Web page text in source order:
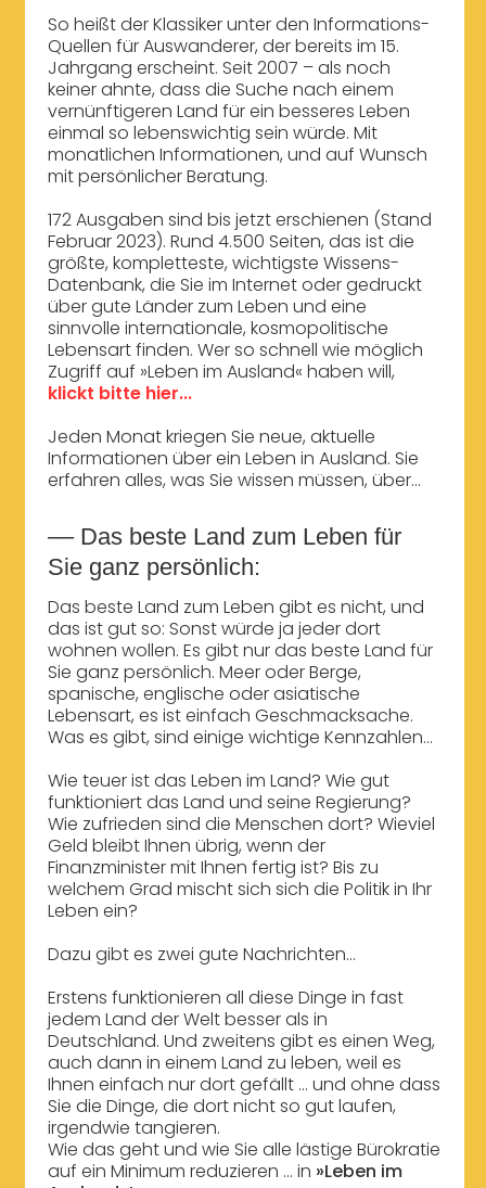
So heißt der Klassiker unter den Informations-
Quellen für Auswanderer, der bereits im 15.
Jahrgang erscheint. Seit 2007 – als noch
keiner ahnte, dass die Suche nach einem
vernünftigeren Land für ein besseres Leben
einmal so lebenswichtig sein würde. Mit
monatlichen Informationen, und auf Wunsch
mit persönlicher Beratung.
172 Ausgaben sind bis jetzt erschienen (Stand
Februar 2023). Rund 4.500 Seiten, das ist die
größte, kompletteste, wichtigste Wissens-
Datenbank, die Sie im Internet oder gedruckt
über gute Länder zum Leben und eine
sinnvolle internationale, kosmopolitische
Lebensart finden. Wer so schnell wie möglich
Zugriff auf »Leben im Ausland« haben will,
klickt bitte hier...
Jeden Monat kriegen Sie neue, aktuelle
Informationen über ein Leben in Ausland. Sie
erfahren alles, was Sie wissen müssen, über...
–– Das beste Land zum Leben für
Sie ganz persönlich:
Das beste Land zum Leben gibt es nicht, und
das ist gut so: Sonst würde ja jeder dort
wohnen wollen. Es gibt nur das beste Land für
Sie ganz persönlich. Meer oder Berge,
spanische, englische oder asiatische
Lebensart, es ist einfach Geschmacksache.
Was es gibt, sind einige wichtige Kennzahlen...
Wie teuer ist das Leben im Land? Wie gut
funktioniert das Land und seine Regierung?
Wie zufrieden sind die Menschen dort? Wieviel
Geld bleibt Ihnen übrig, wenn der
Finanzminister mit Ihnen fertig ist? Bis zu
welchem Grad mischt sich sich die Politik in Ihr
Leben ein?
Dazu gibt es zwei gute Nachrichten...
Erstens funktionieren all diese Dinge in fast
jedem Land der Welt besser als in
Deutschland. Und zweitens gibt es einen Weg,
auch dann in einem Land zu leben, weil es
Ihnen einfach nur dort gefällt ... und ohne dass
Sie die Dinge, die dort nicht so gut laufen,
irgendwie tangieren.
Wie das geht und wie Sie alle lästige Bürokratie
auf ein Minimum reduzieren ... in »Leben im